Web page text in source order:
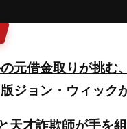
の元借金取りが挑
ジョン・ウィック
天才詐欺師が手を